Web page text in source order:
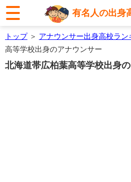
有名人の出身
トップ＞ アナウンサー出身高校ラン
高等学校出身のアナウンサー
北海道帯広柏葉高等学校出身